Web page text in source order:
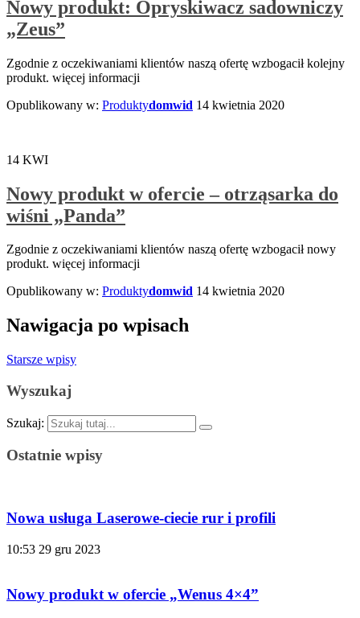
Nowy produkt: Opryskiwacz sadowniczy
„Zeus”
Zgodnie z oczekiwaniami klientów naszą ofertę wzbogacił kolejny
produkt. więcej informacji
Opublikowany w: Produktydomwid 14 kwietnia 2020
14 KWI
Nowy produkt w ofercie – otrząsarka do
wiśni „Panda”
Zgodnie z oczekiwaniami klientów naszą ofertę wzbogacił nowy
produkt. więcej informacji
Opublikowany w: Produktydomwid 14 kwietnia 2020
Nawigacja po wpisach
Starsze wpisy
Wyszukaj
Szukaj:
Ostatnie wpisy
Nowa usługa Laserowe-ciecie rur i profili
10:53 29 gru 2023
Nowy produkt w ofercie „Wenus 4×4”